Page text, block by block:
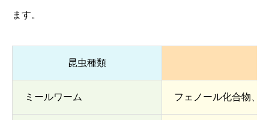
ます。
昆虫種類
ミールワーム フェノール化合物、